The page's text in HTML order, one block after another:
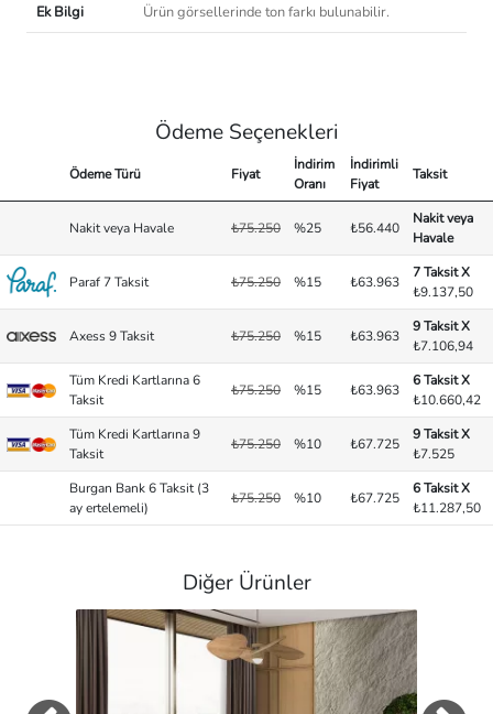
Ek Bilgi
Ürün görsellerinde ton farkı bulunabilir.
Ödeme Seçenekleri
Ödeme Türü Fiyat
İndirim
Oranı
İndirimli
Fiyat
Taksit
Nakit veya Havale ₺75.250 %25 ₺56.440
Nakit veya
Havale
Paraf 7 Taksit ₺75.250 %15 ₺63.963
7 Taksit X
₺9.137,50
Axess 9 Taksit ₺75.250 %15 ₺63.963
9 Taksit X
₺7.106,94
Tüm Kredi Kartlarına 6
Taksit
₺75.250 %15 ₺63.963
6 Taksit X
₺10.660,42
Tüm Kredi Kartlarına 9
Taksit
₺75.250 %10 ₺67.725
9 Taksit X
₺7.525
Burgan Bank 6 Taksit (3
ay ertelemeli)
₺75.250 %10 ₺67.725
6 Taksit X
₺11.287,50
Diğer Ürünler